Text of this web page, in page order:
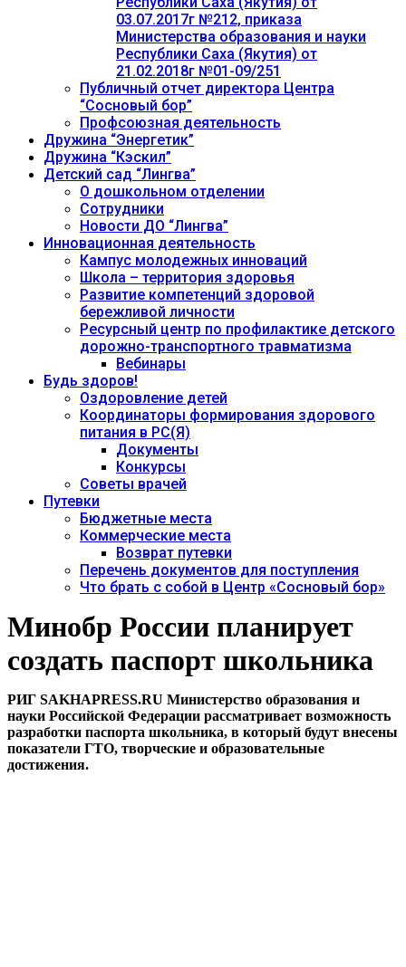
03.07.2017г №212, приказа
Министерства образования и науки
Республики Саха (Якутия) от
21.02.2018г №01-09/251
Публичный отчет директора Центра
“Сосновый бор”
Профсоюзная деятельность
Дружина “Энергетик”
Дружина “Кэскил”
Детский сад “Лингва”
О дошкольном отделении
Сотрудники
Новости ДО “Лингва”
Инновационная деятельность
Кампус молодежных инноваций
Школа – территория здоровья
Развитие компетенций здоровой
бережливой личности
Ресурсный центр по профилактике детского
дорожно-транспортного травматизма
Вебинары
Будь здоров!
Оздоровление детей
Координаторы формирования здорового
питания в РС(Я)
Документы
Конкурсы
Советы врачей
Путевки
Бюджетные места
Коммерческие места
Возврат путевки
Перечень документов для поступления
Что брать с собой в Центр «Сосновый бор»
Минобр России планирует
создать паспорт школьника
РИГ SAKHAPRESS.RU Министерство образования и
науки Российской Федерации рассматривает возможность
разработки паспорта школьника, в который будут внесены
показатели ГТО, творческие и образовательные
достижения.